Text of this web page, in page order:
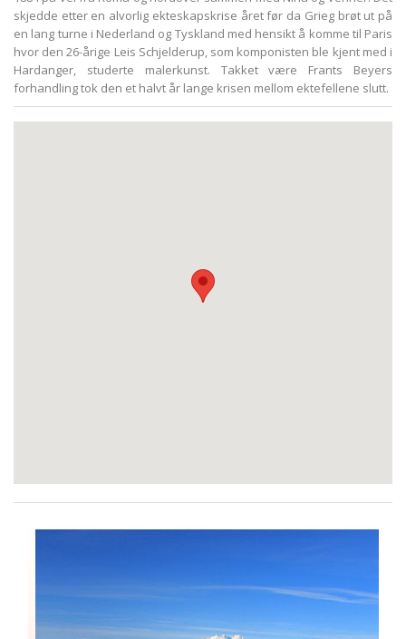
skjedde etter en alvorlig ekteskapskrise året før da Grieg brøt ut på
en lang turne i Nederland og Tyskland med hensikt å komme til Paris
hvor den 26-årige Leis Schjelderup, som komponisten ble kjent med i
Hardanger, studerte malerkunst. Takket være Frants Beyers
forhandling tok den et halvt år lange krisen mellom ektefellene slutt.